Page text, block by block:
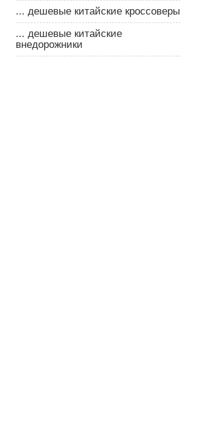
... дешевые китайские кроссоверы
... дешевые китайские
внедорожники